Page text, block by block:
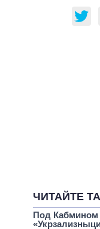
ЧИТАЙТЕ
Под Кабмином